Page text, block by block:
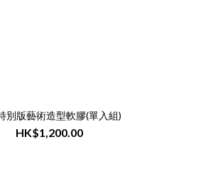
別版藝術造型軟膠(單入組)
HK$1,200.00